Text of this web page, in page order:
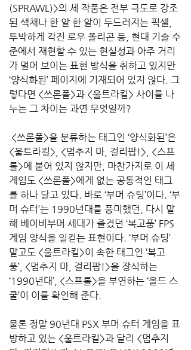
(SPRAWL)>의 세 작품은 전부 극도로 강조
된 색채나 한 알 한 알이 두드러지는 픽셀,
투박하게 각진 로우 폴리곤 등, 현대 기술 수
준에서 재현할 수 있는 현실성과 아주 거리
가 멀어 보이는 표현 방식을 취하고 있지만
‘양식화된’ 페이지에 기재되어 있지 않다. 그
렇다면 <쓰론폴>과 <울트라킬> 사이를 나
누는 그 차이는 과연 무엇일까?
<쓰론폴>을 분류하는 태그인 ‘양식화된’은
<울트라킬>, <멈추지 마, 걸리팝!>, <스프
롤>에 붙어 있지 않지만, 마찬가지로 이 세
게임도 <쓰론폴>에게 없는 공통적인 태그
를 하나 달고 있다. 바로 ‘부머 슈팅’이다. ‘부
머 슈터’는 1990년대를 풍미했던, 다시 말
해 베이비부머 세대가 즐겼던 ‘복고풍’ FPS
게임 양식을 일컫는 표현이다. ‘부머 슈팅’
말고도 <울트라킬>이 속한 태그인 ‘복고
풍’, <멈추지 마, 걸리팝!>을 장식하는
‘1990년대’, <스프롤>을 부연하는 ‘올드 스
쿨’이 이를 확인해 준다.
물론 정말 90년대 PSX 부머 슈터 게임을 표
방하고 있는 <울트라킬>과 달리 <멈추지